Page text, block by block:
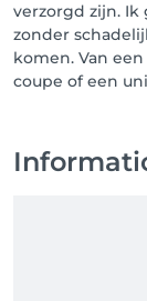
verzorgd zijn.
zonder
komen. Van
coupe of een